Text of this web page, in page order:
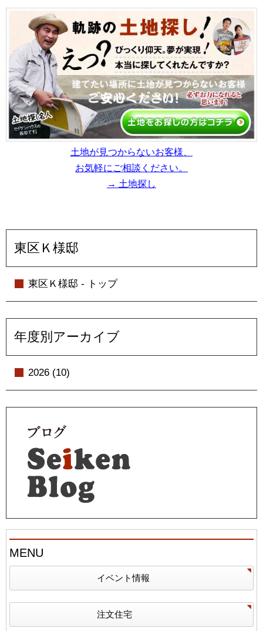
土地が見つからないお客様、
お気軽にご相談ください。
→ 土地探し
東区Ｋ様邸
東区Ｋ様邸 - トップ
年度別アーカイブ
2026 (10)
MENU
イベント情報
注文住宅